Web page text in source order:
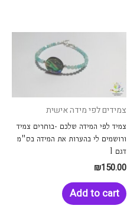
צמידים לפי מידה אישית
צמיד לפי המידה שלכם -בוחרים צמיד
ורושמים לי בהערות את המידה בס"מ
דגם 1
₪150.00
Add to cart